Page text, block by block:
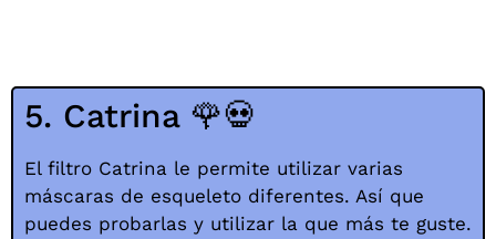
5. Catrina 🌹💀
El filtro Catrina le permite utilizar varias
máscaras de esqueleto diferentes. Así que
puedes probarlas y utilizar la que más te guste.